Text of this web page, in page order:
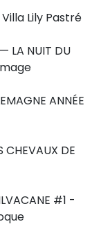
Lily Pastré
LA NUIT DU
ANNÉE
CHEVAUX DE
#1 -